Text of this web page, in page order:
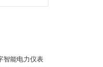
智能电力仪表